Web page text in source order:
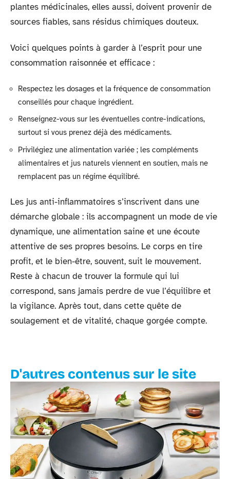
plantes médicinales, elles aussi, doivent provenir de
sources fiables, sans résidus chimiques douteux.
Voici quelques points à garder à l’esprit pour une
consommation raisonnée et efficace :
Respectez les dosages et la fréquence de consommation
conseillés pour chaque ingrédient.
Renseignez-vous sur les éventuelles contre-indications,
surtout si vous prenez déjà des médicaments.
Privilégiez une alimentation variée ; les compléments
alimentaires et jus naturels viennent en soutien, mais ne
remplacent pas un régime équilibré.
Les jus anti-inflammatoires s’inscrivent dans une
démarche globale : ils accompagnent un mode de vie
dynamique, une alimentation saine et une écoute
attentive de ses propres besoins. Le corps en tire
profit, et le bien-être, souvent, suit le mouvement.
Reste à chacun de trouver la formule qui lui
correspond, sans jamais perdre de vue l’équilibre et
la vigilance. Après tout, dans cette quête de
soulagement et de vitalité, chaque gorgée compte.
D'autres contenus sur le site